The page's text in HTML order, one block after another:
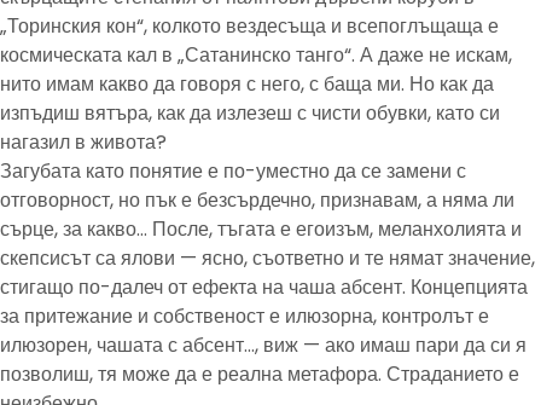
„Торинския кон“, колкото вездесъща и всепоглъщаща е
космическата кал в „Сатанинско танго“. А даже не искам,
нито имам какво да говоря с него, с баща ми. Но как да
изпъдиш вятъра, как да излезеш с чисти обувки, като си
нагазил в живота?
Загубата като понятие е по-уместно да се замени с
отговорност, но пък е безсърдечно, признавам, а няма ли
сърце, за какво… После, тъгата е егоизъм, меланхолията и
скепсисът са ялови — ясно, съответно и те нямат значение,
стигащо по-далеч от ефекта на чаша абсент. Концепцията
за притежание и собственост е илюзорна, контролът е
илюзорен, чашата с абсент…, виж — ако имаш пари да си я
позволиш, тя може да е реална метафора. Страданието е